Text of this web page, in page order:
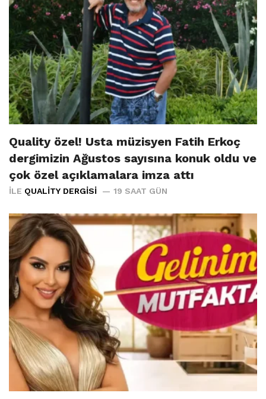
Quality özel! Usta müzisyen Fatih Erkoç
dergimizin Ağustos sayısına konuk oldu ve
çok özel açıklamalara imza attı
İLE QUALITY DERGISI 19 SAAT GÜN